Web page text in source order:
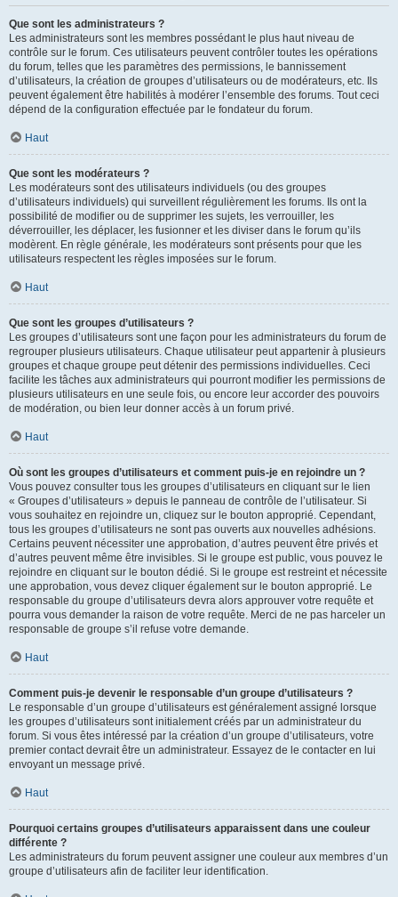
Que sont les administrateurs ?
Les administrateurs sont les membres possédant le plus haut niveau de
contrôle sur le forum. Ces utilisateurs peuvent contrôler toutes les opérations
du forum, telles que les paramètres des permissions, le bannissement
d’utilisateurs, la création de groupes d’utilisateurs ou de modérateurs, etc. Ils
peuvent également être habilités à modérer l’ensemble des forums. Tout ceci
dépend de la configuration effectuée par le fondateur du forum.
Haut
Que sont les modérateurs ?
Les modérateurs sont des utilisateurs individuels (ou des groupes
d’utilisateurs individuels) qui surveillent régulièrement les forums. Ils ont la
possibilité de modifier ou de supprimer les sujets, les verrouiller, les
déverrouiller, les déplacer, les fusionner et les diviser dans le forum qu’ils
modèrent. En règle générale, les modérateurs sont présents pour que les
utilisateurs respectent les règles imposées sur le forum.
Haut
Que sont les groupes d’utilisateurs ?
Les groupes d’utilisateurs sont une façon pour les administrateurs du forum de
regrouper plusieurs utilisateurs. Chaque utilisateur peut appartenir à plusieurs
groupes et chaque groupe peut détenir des permissions individuelles. Ceci
facilite les tâches aux administrateurs qui pourront modifier les permissions de
plusieurs utilisateurs en une seule fois, ou encore leur accorder des pouvoirs
de modération, ou bien leur donner accès à un forum privé.
Haut
Où sont les groupes d’utilisateurs et comment puis-je en rejoindre un ?
Vous pouvez consulter tous les groupes d’utilisateurs en cliquant sur le lien
« Groupes d’utilisateurs » depuis le panneau de contrôle de l’utilisateur. Si
vous souhaitez en rejoindre un, cliquez sur le bouton approprié. Cependant,
tous les groupes d’utilisateurs ne sont pas ouverts aux nouvelles adhésions.
Certains peuvent nécessiter une approbation, d’autres peuvent être privés et
d’autres peuvent même être invisibles. Si le groupe est public, vous pouvez le
rejoindre en cliquant sur le bouton dédié. Si le groupe est restreint et nécessite
une approbation, vous devez cliquer également sur le bouton approprié. Le
responsable du groupe d’utilisateurs devra alors approuver votre requête et
pourra vous demander la raison de votre requête. Merci de ne pas harceler un
responsable de groupe s’il refuse votre demande.
Haut
Comment puis-je devenir le responsable d’un groupe d’utilisateurs ?
Le responsable d’un groupe d’utilisateurs est généralement assigné lorsque
les groupes d’utilisateurs sont initialement créés par un administrateur du
forum. Si vous êtes intéressé par la création d’un groupe d’utilisateurs, votre
premier contact devrait être un administrateur. Essayez de le contacter en lui
envoyant un message privé.
Haut
Pourquoi certains groupes d’utilisateurs apparaissent dans une couleur
différente ?
Les administrateurs du forum peuvent assigner une couleur aux membres d’un
groupe d’utilisateurs afin de faciliter leur identification.